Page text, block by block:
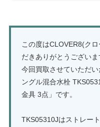
この度はCLOVER8(ク
だきありがとうございま
今回買取させていただ
ングル混合水栓
金具 3点」です。
TKS05310Jはストレー